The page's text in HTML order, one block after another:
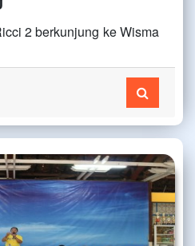
2 berkunjung ke Wisma